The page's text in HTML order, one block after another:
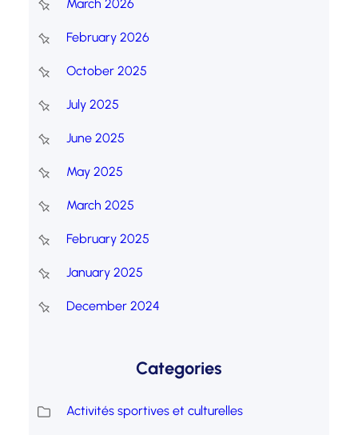
March 2026
February 2026
October 2025
July 2025
June 2025
May 2025
March 2025
February 2025
January 2025
December 2024
Categories
Activités sportives et culturelles